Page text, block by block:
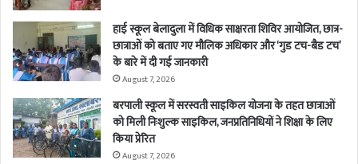
हाई स्कूल बेलादुला में विधिक साक्षरता शिविर आयोजित, छात्र-
छात्राओं को बताए गए मौलिक अधिकार और ‘गुड टच-बैड टच’
के बारे में दी गई जानकारी
August 7, 2026
बरपाली स्कूल में सरस्वती साइकिल योजना के तहत छात्राओं
को मिली निःशुल्क साइकिल, जनप्रतिनिधियों ने शिक्षा के लिए
किया प्रेरित
August 7, 2026